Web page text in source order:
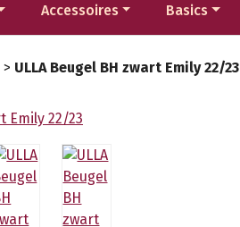
Accessoires Basics
> ULLA Beugel BH zwart Emily 22/23